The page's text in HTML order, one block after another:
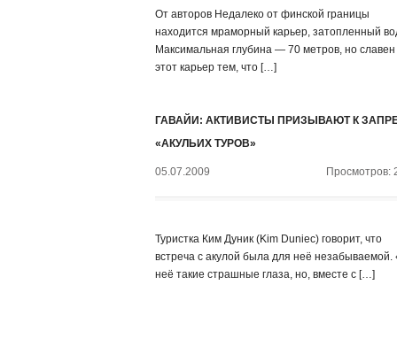
От авторов Недалеко от финской границы
находится мраморный карьер, затопленный
Максимальная глубина — 70 метров, но славен
этот карьер тем, что […]
ГАВАЙИ: АКТИВИСТЫ ПРИЗЫВАЮТ К
«АКУЛЬИХ ТУРОВ»
05.07.2009 Просмотров:
Туристка Ким Дуник (Kim Duniec) говорит, что
встреча с акулой была для неё незабываемой.
неё такие страшные глаза, но, вместе с […]